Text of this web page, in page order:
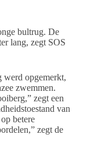
bultrug. De
lang, zegt SOS
werd opgemerkt,
zwemmen.
zegt een
van
betere
zegt de